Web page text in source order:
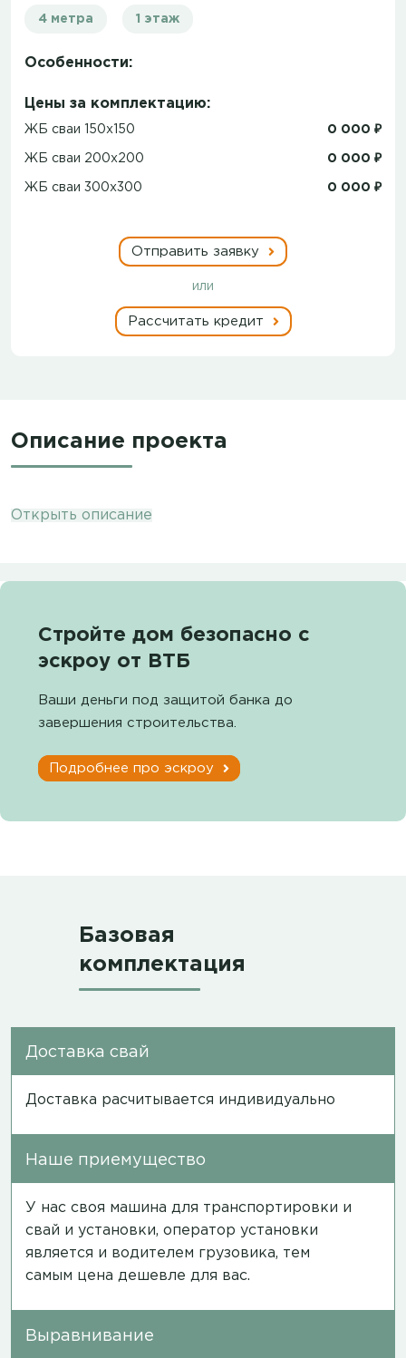
4 метра 1 этаж
Особенности:
Цены за комплектацию:
ЖБ сваи 150х150 0 000 ₽
ЖБ сваи 200х200 0 000 ₽
ЖБ сваи 300х300 0 000 ₽
Отправить заявку
или
Рассчитать кредит
Описание проекта
Открыть описание
Стройте дом безопасно с
эскроу от ВТБ
Ваши деньги под защитой банка до
завершения строительства.
Подробнее про эскроу
Базовая
комплектация
Доставка свай
Доставка расчитывается индивидуально
Наше приемущество
У нас своя машина для транспортировки и
свай и установки, оператор установки
является и водителем грузовика, тем
самым цена дешевле для вас.
Выравнивание